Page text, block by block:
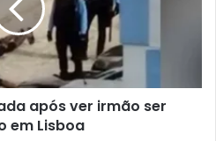
após ver irmão ser
em Lisboa